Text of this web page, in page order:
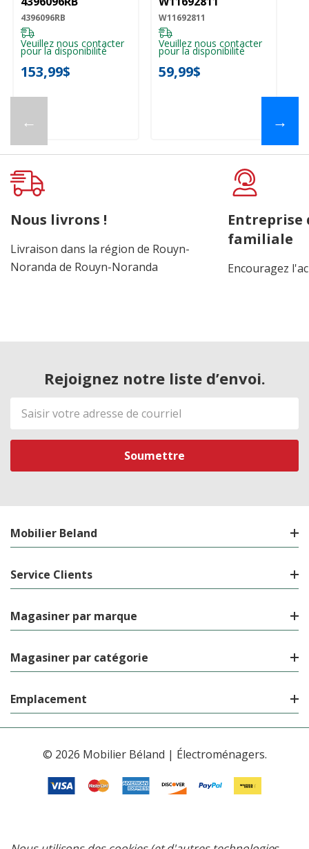
←
4396096RB
Veuillez nous contacter
pour la disponibilité
153,99$
W11692811
Veuillez nous contacter
pour la disponibilité
59,99$
→
Nous livrons !
Livraison dans la région de Rouyn-
Noranda de Rouyn-Noranda
Entreprise
familiale
Encouragez
Rejoignez notre liste d’envoi.
Adresse
de
courriel
Mobilier Beland
Service Clients
Magasiner par marque
Magasiner par catégorie
Emplacement
© 2026 Mobilier Béland | Électroménagers.